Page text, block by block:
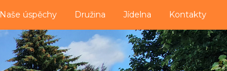
Naše úspěchy Družina Jídelna Kontakty